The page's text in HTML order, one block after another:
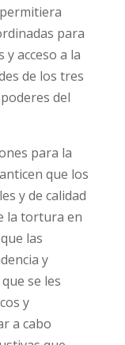
para
acceso a la
de los tres
del
para la
que los
y de calidad
la tortura en
las
y
se les
y
a cabo